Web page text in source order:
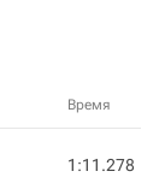
Время
1:11.278